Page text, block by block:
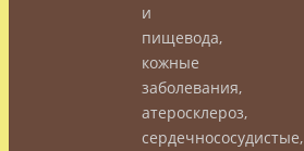
и
пищевода,
кожные
заболевания,
атеросклероз,
сердечнососудистые,